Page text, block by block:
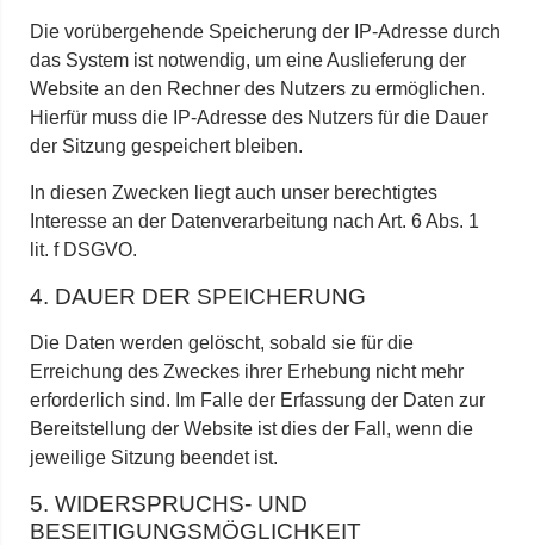
Die vorübergehende Speicherung der IP-Adresse durch
das System ist notwendig, um eine Auslieferung der
Website an den Rechner des Nutzers zu ermöglichen.
Hierfür muss die IP-Adresse des Nutzers für die Dauer
der Sitzung gespeichert bleiben.
In diesen Zwecken liegt auch unser berechtigtes
Interesse an der Datenverarbeitung nach Art. 6 Abs. 1
lit. f DSGVO.
4. DAUER DER SPEICHERUNG
Die Daten werden gelöscht, sobald sie für die
Erreichung des Zweckes ihrer Erhebung nicht mehr
erforderlich sind. Im Falle der Erfassung der Daten zur
Bereitstellung der Website ist dies der Fall, wenn die
jeweilige Sitzung beendet ist.
5. WIDERSPRUCHS- UND
BESEITIGUNGSMÖGLICHKEIT